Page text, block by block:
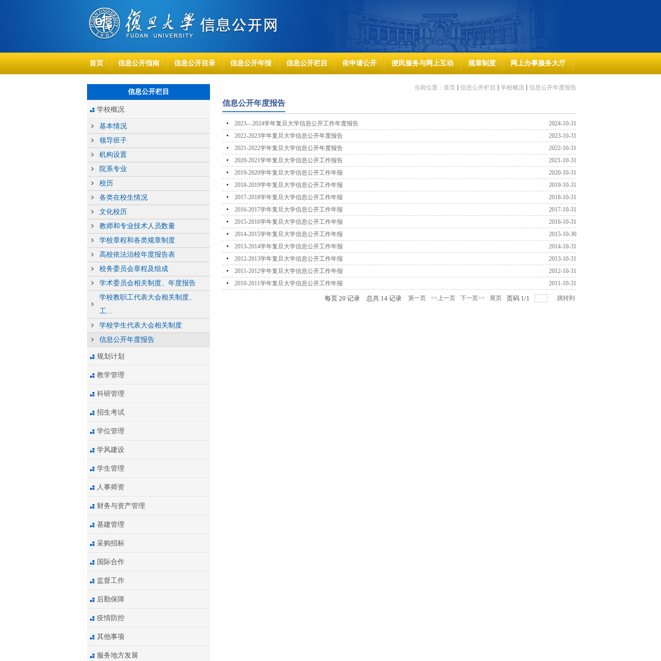
首页 信息公开指南 信息公开目录 信息公开年报 信息公开栏目 依申请公开 便民服务与网上互动 规章制度 网上办事服务大厅
信息公开栏目
学校概况
基本情况
领导班子
机构设置
院系专业
校历
各类在校生情况
文化校历
教师和专业技术人员数量
学校章程和各类规章制度
高校依法治校年度报告表
校务委员会章程及组成
学术委员会相关制度、年度报告
学校教职工代表大会相关制度、
工...
学校学生代表大会相关制度
信息公开年度报告
规划计划
教学管理
科研管理
招生考试
学位管理
学风建设
学生管理
人事师资
财务与资产管理
基建管理
采购招标
国际合作
监督工作
后勤保障
疫情防控
其他事项
服务地方发展
当前位置： 首页 信息公开栏目 学校概况 信息公开年度报告
信息公开年度报告
2023—2024学年复旦大学信息公开工作年度报告
2024-10-31
2022-2023学年复旦大学信息公开年度报告
2023-10-31
2021-2022学年复旦大学信息公开年度报告
2022-10-31
2020-2021学年复旦大学信息公开工作报告
2021-10-31
2019-2020学年复旦大学信息公开工作年报
2020-10-31
2018-2019学年复旦大学信息公开工作年报
2019-10-31
2017-2018学年复旦大学信息公开工作年报
2018-10-31
2016-2017学年复旦大学信息公开工作年报
2017-10-31
2015-2016学年复旦大学信息公开工作年报
2016-10-31
2014-2015学年复旦大学信息公开工作年报
2015-10-30
2013-2014学年复旦大学信息公开工作年报
2014-10-31
2012-2013学年复旦大学信息公开工作年报
2013-10-31
2011-2012学年复旦大学信息公开工作年报
2012-10-31
2010-2011学年复旦大学信息公开工作年报
2011-10-31
每页 20 记录 总共 14 记录 第一页 <<上一页 下一页>> 尾页 页码 1/1 跳转到